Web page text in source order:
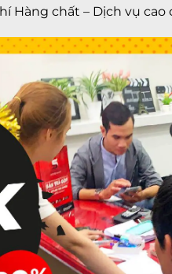
Hàng chất – Dịch vụ cao